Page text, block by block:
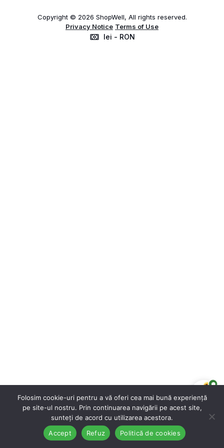
Copyright © 2026 ShopWell, All rights reserved.
Privacy Notice Terms of Use
lei - RON
Prima pagină Magazin Coș Listă cu preferințe
Folosim cookie-uri pentru a vă oferi cea mai bună experiență
pe site-ul nostru. Prin continuarea navigării pe acest site,
sunteți de acord cu utilizarea acestora.
Accept
Refuz Politică de cookies